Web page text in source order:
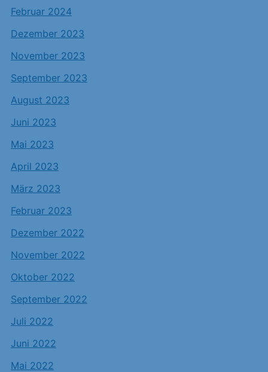
Februar 2024
Dezember 2023
November 2023
September 2023
August 2023
Juni 2023
Mai 2023
April 2023
März 2023
Februar 2023
Dezember 2022
November 2022
Oktober 2022
September 2022
Juli 2022
Juni 2022
Mai 2022